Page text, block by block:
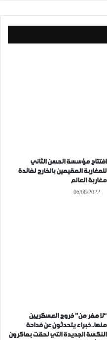
افتتاح مؤسسة الحسن الثاني
للمغاربة المقيمين بالخارج لفائدة
مغاربة العالم
06/08/2022
“لا مفر من” خروج العسكريين
منها..خبراء يتحدثون عن فداحة
النكسة الجديدة التي لحقت بماكرون